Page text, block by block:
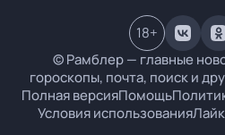
© Рамблер — главные
гороскопы, почта, поиск и
Полная версияПомощь
Условия использования
18+